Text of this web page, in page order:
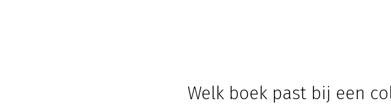
Welk boek past bij een